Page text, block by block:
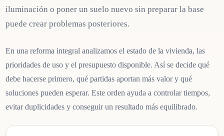
iluminación o poner un suelo nuevo sin preparar la base
puede crear problemas posteriores.
En una reforma integral analizamos el estado de la vivienda, las
prioridades de uso y el presupuesto disponible. Así se decide qué
debe hacerse primero, qué partidas aportan más valor y qué
soluciones pueden esperar. Este orden ayuda a controlar tiempos,
evitar duplicidades y conseguir un resultado más equilibrado.